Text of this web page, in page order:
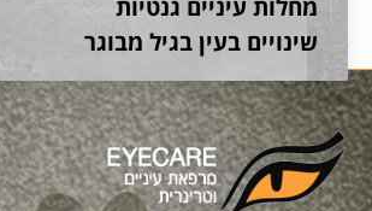
מחלות עיניים גנטיות
שינויים בעין בגיל מבוגר